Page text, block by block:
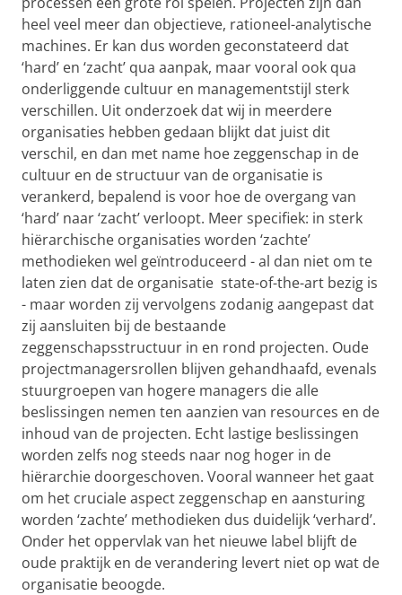
heel veel meer dan objectieve, rationeel-analytische
machines. Er kan dus worden geconstateerd dat
‘hard’ en ‘zacht’ qua aanpak, maar vooral ook qua
onderliggende cultuur en managementstijl sterk
verschillen. Uit onderzoek dat wij in meerdere
organisaties hebben gedaan blijkt dat juist dit
verschil, en dan met name hoe zeggenschap in de
cultuur en de structuur van de organisatie is
verankerd, bepalend is voor hoe de overgang van
‘hard’ naar ‘zacht’ verloopt. Meer specifiek: in sterk
hiërarchische organisaties worden ‘zachte’
methodieken wel geïntroduceerd - al dan niet om te
laten zien dat de organisatie state-of-the-art bezig is
- maar worden zij vervolgens zodanig aangepast dat
zij aansluiten bij de bestaande
zeggenschapsstructuur in en rond projecten. Oude
projectmanagersrollen blijven gehandhaafd, evenals
stuurgroepen van hogere managers die alle
beslissingen nemen ten aanzien van resources en de
inhoud van de projecten. Echt lastige beslissingen
worden zelfs nog steeds naar nog hoger in de
hiërarchie doorgeschoven. Vooral wanneer het gaat
om het cruciale aspect zeggenschap en aansturing
worden ‘zachte’ methodieken dus duidelijk ‘verhard’.
Onder het oppervlak van het nieuwe label blijft de
oude praktijk en de verandering levert niet op wat de
organisatie beoogde.